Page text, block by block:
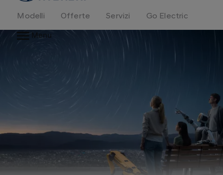
Modelli Offerte Servizi
Go Electric
Menu